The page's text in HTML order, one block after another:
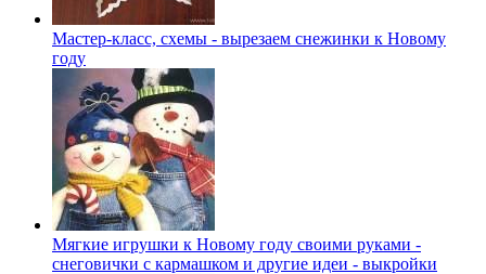
Мастер-класс, схемы - вырезаем снежинки к Новому
году
Мягкие игрушки к Новому году своими руками -
снеговички с кармашком и другие идеи - выкройки